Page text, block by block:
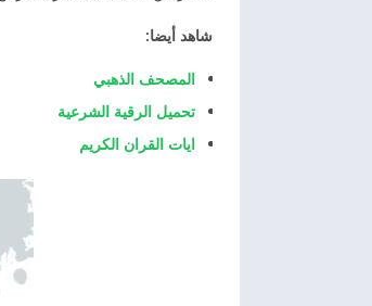
شاهد أيضا:
المصحف الذهبي
تحميل الرقية الشرعية
ايات القران الكريم